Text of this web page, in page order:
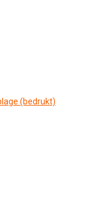
(bedrukt)